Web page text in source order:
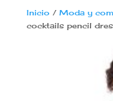
Inicio / Moda y
cocktails pencil